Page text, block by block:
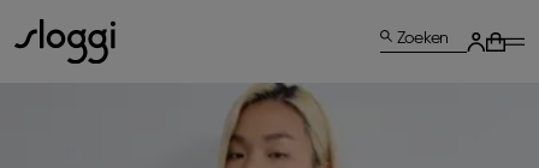
Zoeken